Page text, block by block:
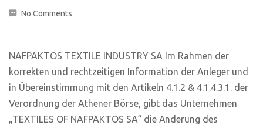
No Comments
NAFPAKTOS TEXTILE INDUSTRY SA Im Rahmen der
korrekten und rechtzeitigen Information der Anleger und
in Übereinstimmung mit den Artikeln 4.1.2 & 4.1.4.3.1. der
Verordnung der Athener Börse, gibt das Unternehmen
„TEXTILES OF NAFPAKTOS SA“ die Änderung des